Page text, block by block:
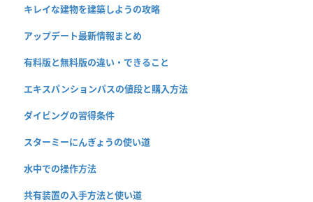
キレイな建物を建築しようの攻略
アップデート最新情報まとめ
有料版と無料版の違い・できること
エキスパンションパスの値段と購入方法
ダイビングの習得条件
スターミーにんぎょうの使い道
水中での操作方法
共有装置の入手方法と使い道